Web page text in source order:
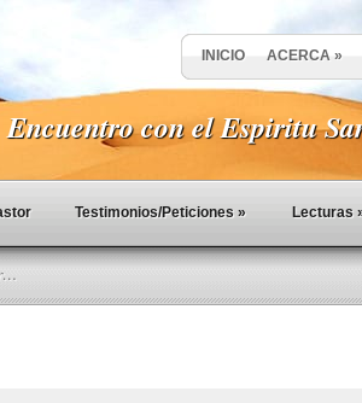
INICIO ACERCA »
Encuentro con el Espiritu
Testimonios/Peticiones » Lecturas